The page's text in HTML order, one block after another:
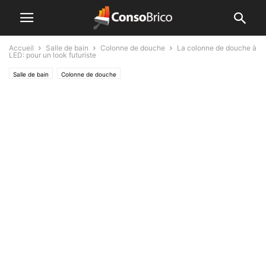
Accueil Salle de bain Colonne de douche
La colonne de douche à
LED: pour un look futuriste
Salle de bain Colonne de douche